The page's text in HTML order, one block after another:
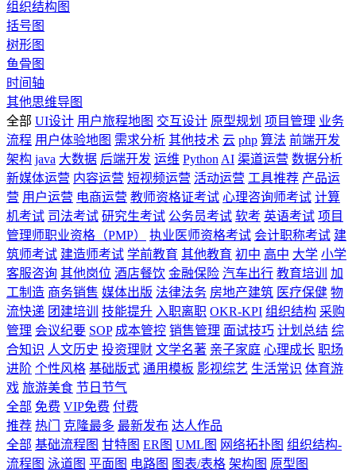
组织结构图
括号图
树形图
鱼骨图
时间轴
其他思维导图
全部 UI设计 用户旅程地图 交互设计 原型规划 项目管理 业务
流程 用户体验地图 需求分析 其他技术 云 php 算法 前端开发
架构 java 大数据 后端开发 运维 Python AI 渠道运营 数据分析
新媒体运营 内容运营 短视频运营 活动运营 工具推荐 产品运
营 用户运营 电商运营 教师资格证考试 心理咨询师考试 计算
机考试 司法考试 研究生考试 公务员考试 软考 英语考试 项目
管理师职业资格（PMP）
执业医师资格考试 会计职称考试 建
筑师考试 建造师考试 学前教育 其他教育 初中 高中 大学 小学
客服咨询 其他岗位 酒店餐饮 金融保险 汽车出行 教育培训
加
工制造 商务销售 媒体出版 法律法务 房地产建筑 医疗保健 物
流快递 团建培训 技能提升 入职离职 OKR-KPI 组织结构 采购
管理 会议纪要 SOP 成本管控 销售管理 面试技巧 计划总结 综
合知识 人文历史 投资理财 文学名著 亲子家庭 心理成长 职场
进阶 个性风格 基础版式 通用模板 影视综艺 生活常识 体育游
戏 旅游美食 节日节气
全部 免费 VIP免费 付费
推荐 热门 克隆最多 最新发布 达人作品
全部 基础流程图 甘特图 ER图 UML图 网络拓扑图 组织结构-
流程图 泳道图 平面图 电路图 图表/表格 架构图 原型图